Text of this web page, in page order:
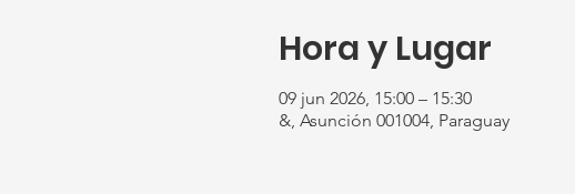
Hora y Lugar
09 jun 2026, 15:00 – 15:30
&, Asunción 001004, Paraguay